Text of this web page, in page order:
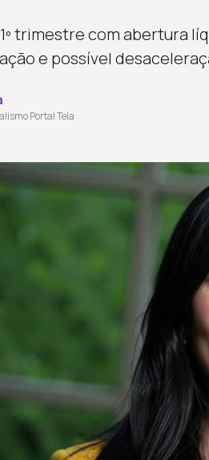
trimestre com abertura
e possível
Portal Tela